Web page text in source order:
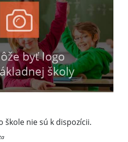
škole nie sú k dispozícii.